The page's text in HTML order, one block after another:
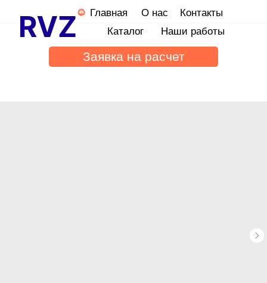
Главная
О нас
Наши работы
Каталог
Контакты
Заявка на расчет